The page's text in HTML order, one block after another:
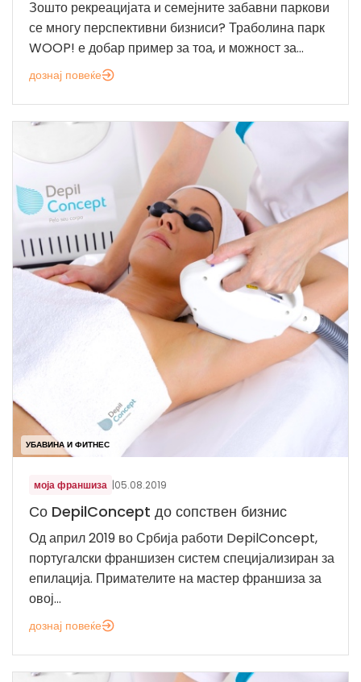
Зошто рекреацијата и семејните забавни паркови
се многу перспективни бизниси? Траболина парк
WOOP! е добар пример за тоа, и можност за...
дознај повеќе
УБАВИНА И ФИТНЕС
моја франшиза 05.08.2019
Со DepilConcept до сопствен бизнис
Од април 2019 во Србија работи DepilConcept,
португалски франшизен систем специјализиран за
епилација. Примателите на мастер франшиза за
овој...
дознај повеќе